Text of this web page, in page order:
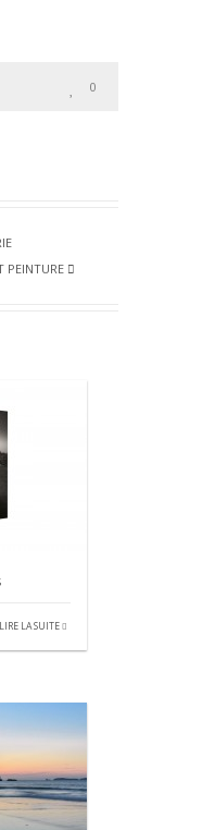
0
PEINTURE
LIRE LA SUITE